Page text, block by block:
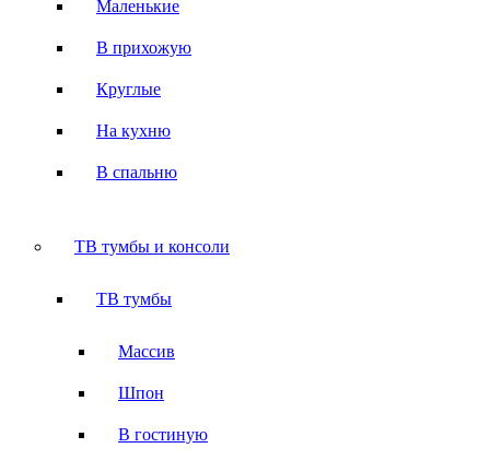
Маленькие
В прихожую
Круглые
На кухню
В спальню
ТВ тумбы и консоли
ТВ тумбы
Массив
Шпон
В гостиную